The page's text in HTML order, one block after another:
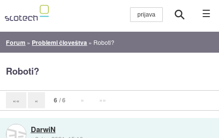
☰
Forum » Problemi človeštva » Roboti?
Roboti?
«« « 6 / 6 » »»
DarwiN